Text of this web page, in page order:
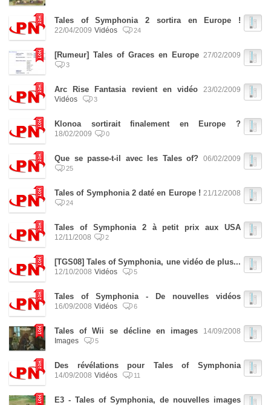
Tales of Symphonia 2 sortira en Europe !
22/04/2009 Vidéos 24
[Rumeur] Tales of Graces en Europe 27/02/2009
3
Arc Rise Fantasia revient en vidéo
23/02/2009
Vidéos
3
Klonoa sortirait finalement en Europe ?
18/02/2009 0
Que se passe-t-il avec les Tales of? 06/02/2009
25
Tales of Symphonia 2 daté en Europe ! 21/12/2008
24
Tales of Symphonia 2 à petit prix aux USA
12/11/2008 2
[TGS08] Tales of Symphonia, une vidéo de plus...
12/10/2008 Vidéos 5
Tales of Symphonia - De nouvelles vidéos
16/09/2008 Vidéos 6
Tales of Wii se décline en images
14/09/2008
Images
5
Des révélations pour Tales of Symphonia
14/09/2008 Vidéos 11
E3 - Tales of Symphonia, de nouvelles images